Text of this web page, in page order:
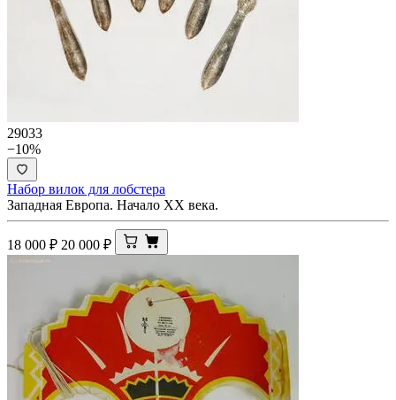
29033
−10%
Набор вилок для лобстера
Западная Европа. Начало XX века.
18 000 ₽ 20 000 ₽